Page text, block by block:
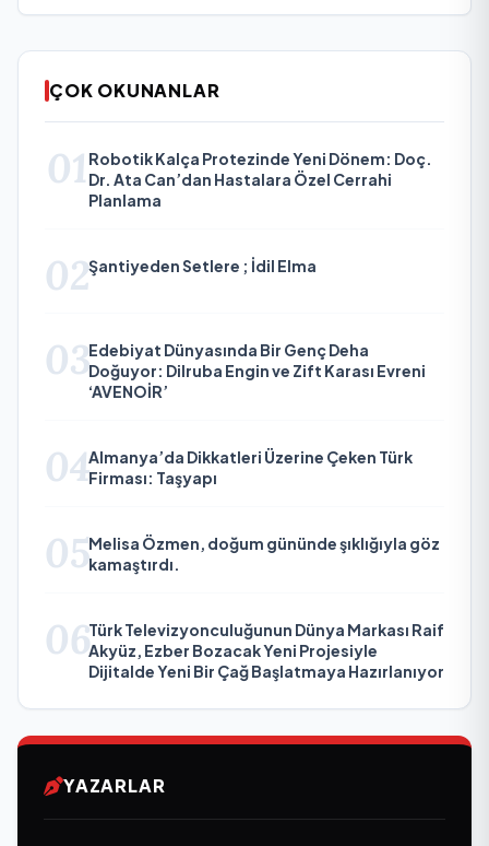
ÇOK OKUNANLAR
01 Robotik Kalça Protezinde Yeni Dönem: Doç.
Dr. Ata Can’dan Hastalara Özel Cerrahi
Planlama
02Şantiyeden Setlere ; İdil Elma
03Edebiyat Dünyasında Bir Genç Deha
Doğuyor: Dilruba Engin ve Zift Karası Evreni
‘AVENOİR’
04Almanya’da Dikkatleri Üzerine Çeken Türk
Firması: Taşyapı
05Melisa Özmen, doğum gününde şıklığıyla göz
kamaştırdı.
06Türk Televizyonculuğunun Dünya Markası Raif
Akyüz, Ezber Bozacak Yeni Projesiyle
Dijitalde Yeni Bir Çağ Başlatmaya Hazırlanıyor
YAZARLAR